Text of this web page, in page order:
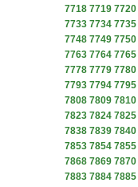
7718 7719 7720
7733 7734 7735
7748 7749 7750
7763 7764 7765
7778 7779 7780
7793 7794 7795
7808 7809 7810
7823 7824 7825
7838 7839 7840
7853 7854 7855
7868 7869 7870
7883 7884 7885